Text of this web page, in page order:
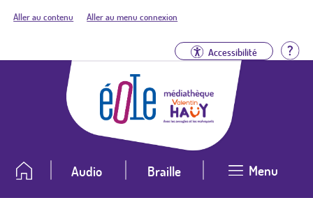
Aller au contenu Aller au menu connexion
Accessibilité
Audio Braille Menu